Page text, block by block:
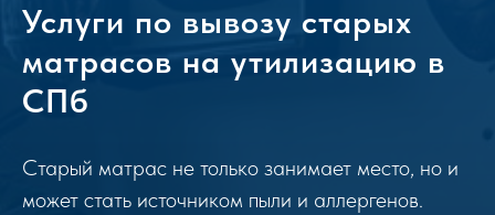
Услуги по вывозу старых
матрасов на утилизацию в
СПб
Старый матрас не только занимает место, но и
может стать источником пыли и аллергенов.